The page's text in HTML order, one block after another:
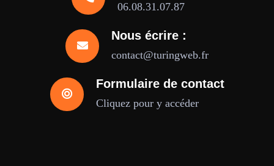
06.08.31.07.87
Nous écrire :
contact@turingweb.fr
Formulaire de contact
Cliquez pour y accéder